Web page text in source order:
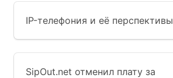
IP-телефония и её перспективы
SipOut.net отменил плату за